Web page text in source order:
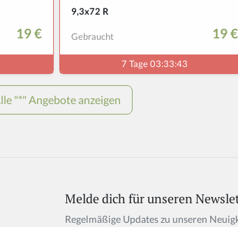
If
y
Melde dich für unseren
Regelmäßige Updates zu unseren